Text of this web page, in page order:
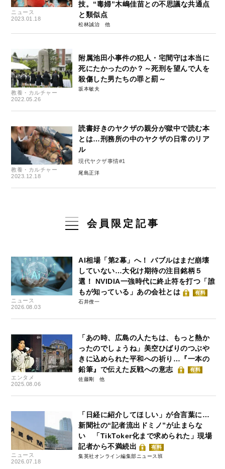
ニュース
2023.01.18
技。“毒婦”木嶋佳苗との不思議な共通点
と類似点
松林誠治
教養・カルチャー
2022.05.26
附属池田小事件の犯人・宅間守は本当に
死にたかったのか？～死刑を望んで人を
殺傷した男たちの罪と罰～
坂本敏夫
教養・カルチャー
2023.12.18
読書好きのヤクザの親分が獄中で読む本
とは…刑務所の中のヤクザの日常のリア
ル
現代ヤクザ事情#1
尾島正洋
会員限定記事
ニュース
2026.08.03
AI相場「第2幕」へ！ バブルはまだ崩壊
していない…大化け期待の注目銘柄５
選！ NVIDIA一強時代に終止符を打つ「誰
もが知っている」あの会社とは
有料
石井僚一
エンタメ
2025.08.06
「あの時、広島の人たちは、もっと熱か
ったのでしょうね」美空ひばりのつぶや
きに込められた平和への祈り…『一本の
鉛筆』で伝えた反戦への意志
有料
佐藤剛
ニュース
2026.07.18
「日経に紹介してほしい」が合言葉に…
新聞社の“記者流出ドミノ”が止まらな
い 「TikToker化まで求められた」現場
記者から不満続出
有料
集英社オンライン編集部ニュース班